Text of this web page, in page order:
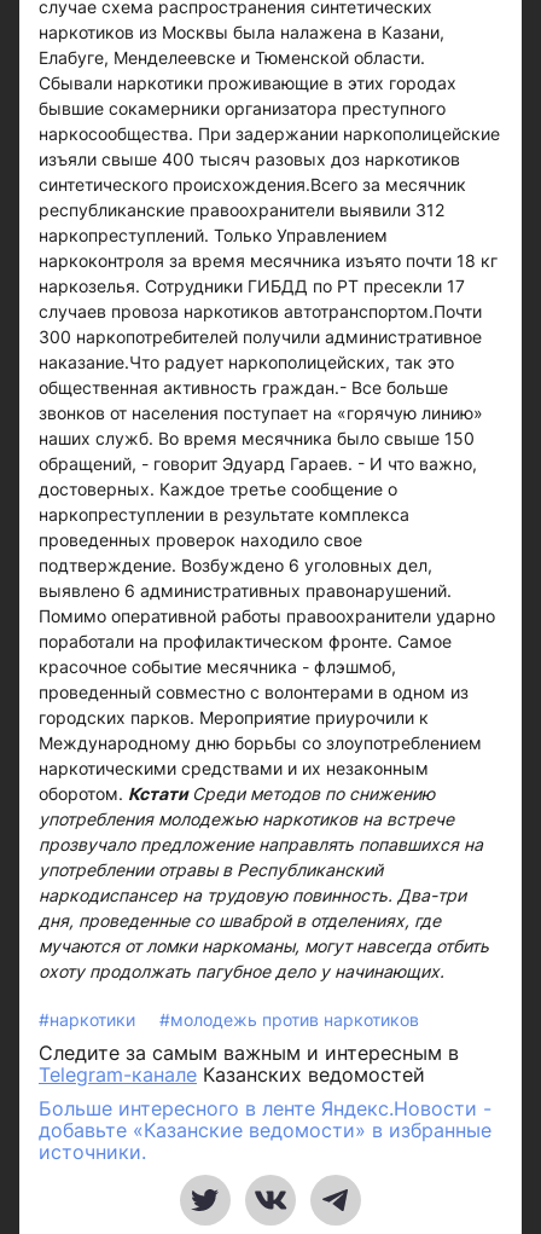
случае схема распространения синтетических
наркотиков из Москвы была налажена в Казани,
Елабуге, Менделеевске и Тюменской области.
Сбывали наркотики проживающие в этих городах
бывшие сокамерники организатора преступного
наркосообщества. При задержании наркополицейские
изъяли свыше 400 тысяч разовых доз наркотиков
синтетического происхождения.Всего за месячник
республиканские правоохранители выявили 312
наркопреступлений. Только Управлением
наркоконтроля за время месячника изъято почти 18 кг
наркозелья. Сотрудники ГИБДД по РТ пресекли 17
случаев провоза наркотиков автотранспортом.Почти
300 наркопотребителей получили административное
наказание.Что радует наркополицейских, так это
общественная активность граждан.- Все больше
звонков от населения поступает на «горячую линию»
наших служб. Во время месячника было свыше 150
обращений, - говорит Эдуард Гараев. - И что важно,
достоверных. Каждое третье сообщение о
наркопреступлении в результате комплекса
проведенных проверок находило свое
подтверждение. Возбуждено 6 уголовных дел,
выявлено 6 административных правонарушений.
Помимо оперативной работы правоохранители ударно
поработали на профилактическом фронте. Самое
красочное событие месячника - флэшмоб,
проведенный совместно с волонтерами в одном из
городских парков. Мероприятие приурочили к
Международному дню борьбы со злоупотреблением
наркотическими средствами и их незаконным
оборотом. Кстати Среди методов по снижению
употребления молодежью наркотиков на встрече
прозвучало предложение направлять попавшихся на
употреблении отравы в Республиканский
наркодиспансер на трудовую повинность. Два-три
дня, проведенные со шваброй в отделениях, где
мучаются от ломки наркоманы, могут навсегда отбить
охоту продолжать пагубное дело у начинающих.
#наркотики #молодежь против наркотиков
Следите за самым важным и интересным в
Telegram-канале Казанских ведомостей
Больше интересного в ленте Яндекс.Новости -
добавьте «Казанские ведомости» в избранные
источники.